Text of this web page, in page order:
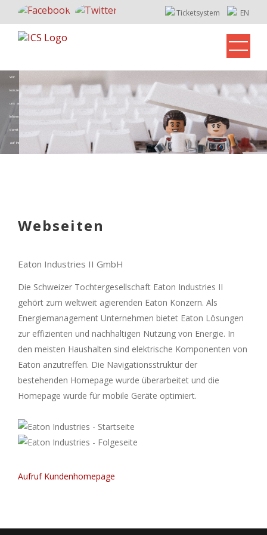
Ticketsystem EN
Wir
konzentrieren
uns auf Ihre
Informatik,
damit Sie sich
auf ihre Arbeit
Webseiten
Eaton Industries II GmbH
Die Schweizer Tochtergesellschaft Eaton Industries II
gehört zum weltweit agierenden Eaton Konzern. Als
Energiemanagement Unternehmen bietet Eaton Lösungen
zur effizienten und nachhaltigen Nutzung von Energie. In
den meisten Haushalten sind elektrische Komponenten von
Eaton anzutreffen. Die Navigationsstruktur der
bestehenden Homepage wurde überarbeitet und die
Homepage wurde für mobile Geräte optimiert.
Aufruf Kundenhomepage